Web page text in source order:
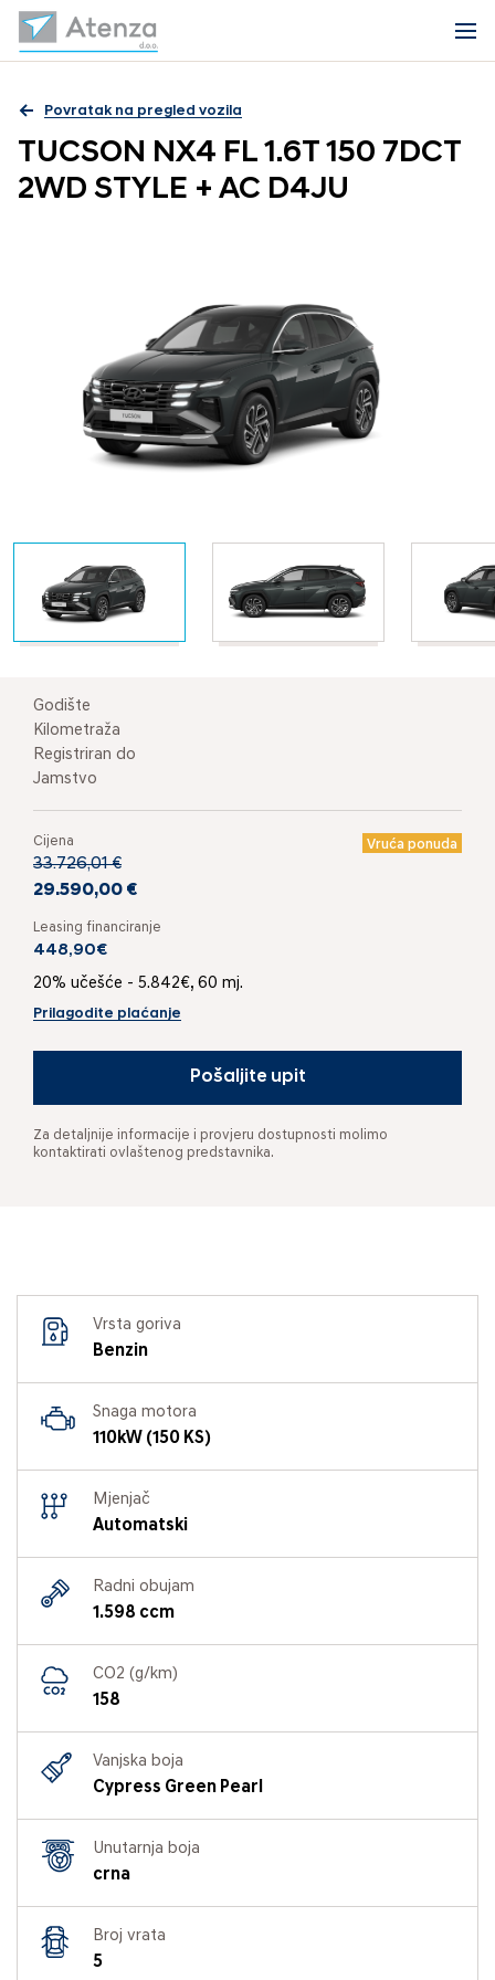
Povratak na pregled vozila
TUCSON NX4 FL 1.6T 150 7DCT
2WD STYLE + AC D4JU
Godište
Kilometraža
Registriran do
Jamstvo
Cijena Vruća ponuda
33.726,01 €
29.590,00 €
Leasing financiranje
448,90€
20% učešće - 5.842€, 60 mj.
Prilagodite plaćanje
Pošaljite upit
Za detaljnije informacije i provjeru dostupnosti molimo
kontaktirati ovlaštenog predstavnika.
Vrsta goriva
Benzin
Snaga motora
110kW (150 KS)
Mjenjač
Automatski
Radni obujam
1.598 ccm
CO2 (g/km)
158
Vanjska boja
Cypress Green Pearl
Unutarnja boja
crna
Broj vrata
5